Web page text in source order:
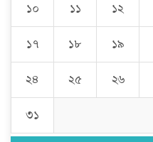
১০ ১১ ১২
১৭ ১৮ ১৯
২৪ ২৫ ২৬
৩১